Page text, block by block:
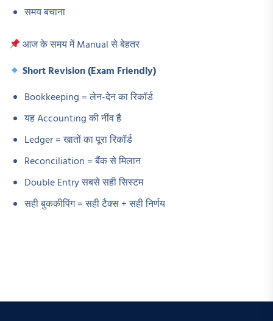
समय बचाना
आज के समय में Manual से बेहतर
Short Revision (Exam Friendly)
Bookkeeping = लेन-देन का रिकॉर्ड
यह Accounting की नींव है
Ledger = खातों का पूरा रिकॉर्ड
Reconciliation = बैंक से मिलान
Double Entry सबसे सही सिस्टम
सही बुककीपिंग = सही टैक्स + सही निर्णय